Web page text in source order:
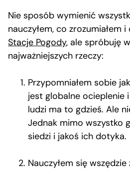
Nie sposób wymienić
nauczyłem, co zrozumiałem
Stacje Pogody, ale spróbuję
najważniejszych rzeczy:
Przypomniałem sobie
jest globalne ocieplenie
ludzi ma to gdzieś. Ale
Jednak mimo wszystko
siedzi i jakoś ich dotyka.
Nauczyłem się